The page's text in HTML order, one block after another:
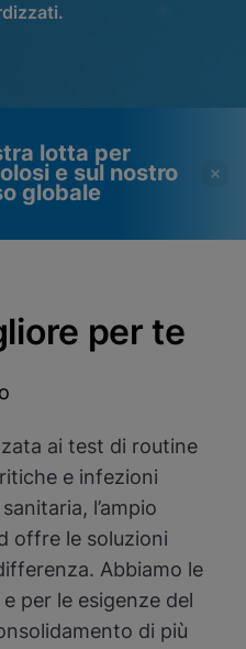
lotta per
e sul nostro
globale
queste
cookie
i cookie funzionali
per te
ai test di routine
e infezioni
l’ampio
offre le soluzioni
Abbiamo le
per le esigenze del
di più